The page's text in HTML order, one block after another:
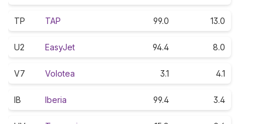
TP TAP 99.0 13.0
U2 EasyJet 94.4 8.0
V7 Volotea 3.1 4.1
IB Iberia 99.4 3.4